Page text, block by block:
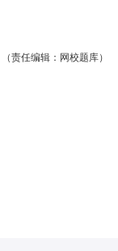
（责任编辑：网校题库）